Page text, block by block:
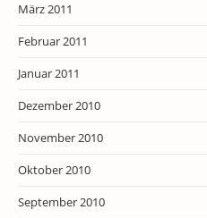
März 2011
Februar 2011
Januar 2011
Dezember 2010
November 2010
Oktober 2010
September 2010